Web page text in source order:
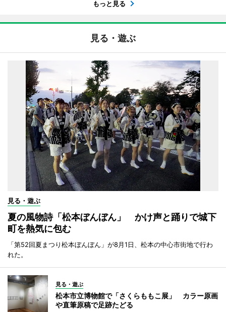
もっと見る
見る・遊ぶ
見る・遊ぶ
夏の風物詩「松本ぼんぼん」 かけ声と踊りで城下
町を熱気に包む
「第52回夏まつり松本ぼんぼん」が8月1日、松本の中心市街地で行わ
れた。
見る・遊ぶ
松本市立博物館で「さくらももこ展」 カラー原画
や直筆原稿で足跡たどる